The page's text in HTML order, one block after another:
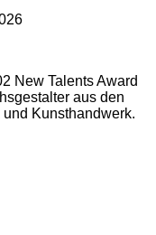
New Talents Award
aus den
Kunsthandwerk.